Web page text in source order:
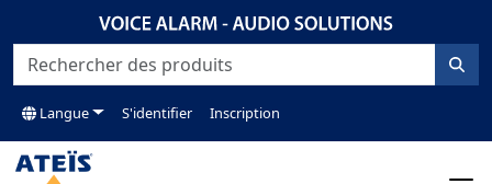
Langue S'identifier Inscription